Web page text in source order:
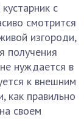
с
смотрится
изгороди,
получения
нуждается в
к внешним
как правильно
своем